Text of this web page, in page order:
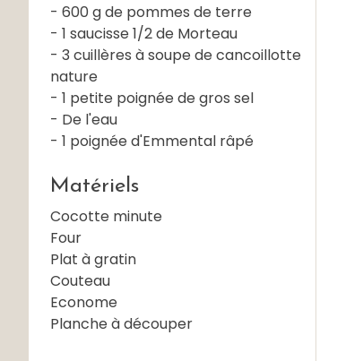
- 600 g de pommes de terre
- 1 saucisse 1/2 de Morteau
- 3 cuillères à soupe de cancoillotte
nature
- 1 petite poignée de gros sel
- De l'eau
- 1 poignée d'Emmental râpé
Matériels
Cocotte minute
Four
Plat à gratin
Couteau
Econome
Planche à découper